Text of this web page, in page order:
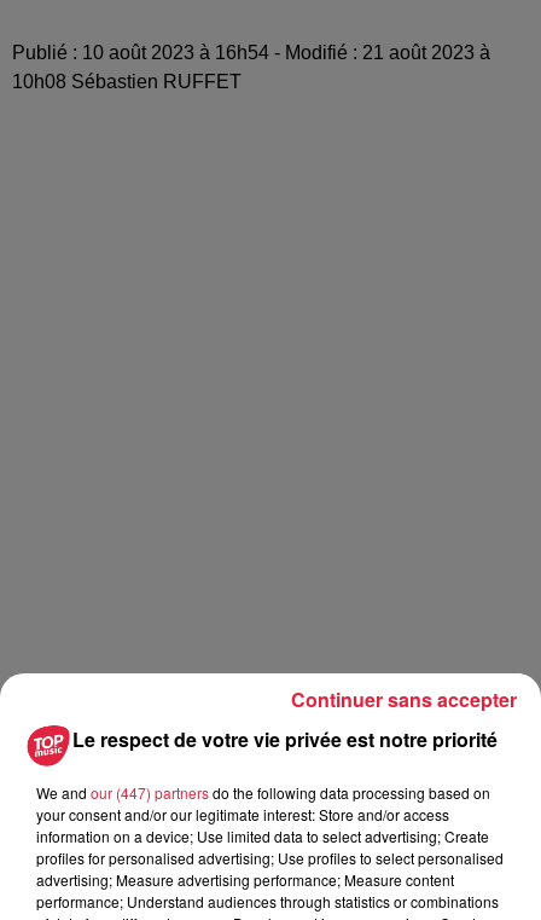
Publié : 10 août 2023 à 16h54 - Modifié : 21 août 2023 à
10h08 Sébastien RUFFET
Le respect de votre vie privée est notre priorité
We and our (447) partnersdo the following data processing based on
your consent and/or our legitimate interest: Store and/or access
information on a device; Use limited data to select advertising; Create
profiles for personalised advertising; Use profiles to select personalised
advertising; Measure advertising performance; Measure content
performance; Understand audiences through statistics or combinations
Continuer sans accepter